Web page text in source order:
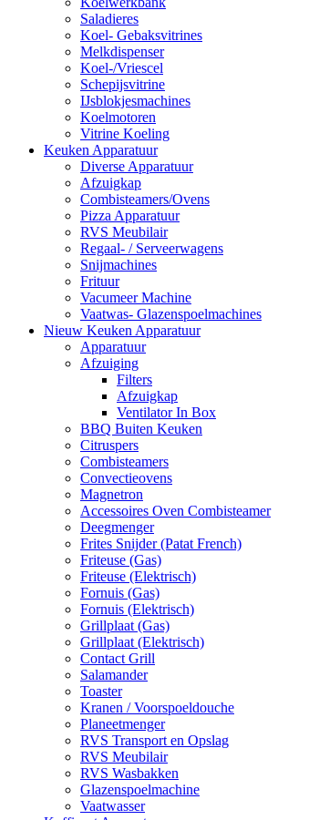
Saladieres
Koel- Gebaksvitrines
Melkdispenser
Koel-/Vriescel
Schepijsvitrine
IJsblokjesmachines
Koelmotoren
Vitrine Koeling
Keuken Apparatuur
Diverse Apparatuur
Afzuigkap
Combisteamers/Ovens
Pizza Apparatuur
RVS Meubilair
Regaal- / Serveerwagens
Snijmachines
Frituur
Vacumeer Machine
Vaatwas- Glazenspoelmachines
Nieuw Keuken Apparatuur
Apparatuur
Afzuiging
Filters
Afzuigkap
Ventilator In Box
BBQ Buiten Keuken
Citruspers
Combisteamers
Convectieovens
Magnetron
Accessoires Oven Combisteamer
Deegmenger
Frites Snijder (Patat French)
Friteuse (Gas)
Friteuse (Elektrisch)
Fornuis (Gas)
Fornuis (Elektrisch)
Grillplaat (Gas)
Grillplaat (Elektrisch)
Contact Grill
Salamander
Toaster
Kranen / Voorspoeldouche
Planeetmenger
RVS Transport en Opslag
RVS Meubilair
RVS Wasbakken
Glazenspoelmachine
Vaatwasser